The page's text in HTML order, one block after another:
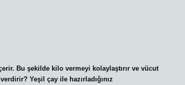
Bu şekilde kilo vermeyi kolaylaştırır ve vücut
Yeşil çay ile hazırladığınız